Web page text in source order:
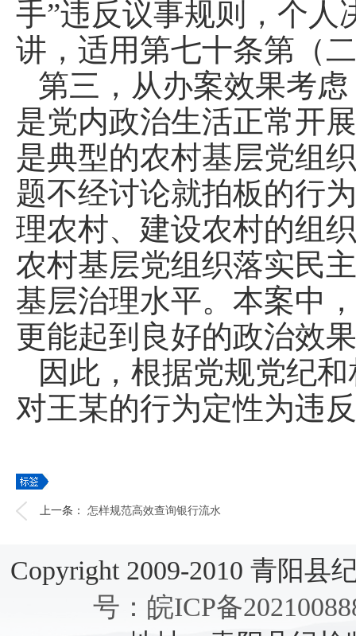
手”违反议事规则，个人
讲，适用第七十条第（
第三，从办案效果考
是党内政治生活正常开
是典型的农村基层党组
题不经讨论就拍板的行
理农村、建设农村的组
农村基层党组织落实民
基层治理水平。本案中
更能起到良好的政治效
因此，根据党规党纪
对王某的行为定性为违
上一条： 怎样规范高效查询银行流水
Copyright 2009-2010 青阳县
号：皖ICP备